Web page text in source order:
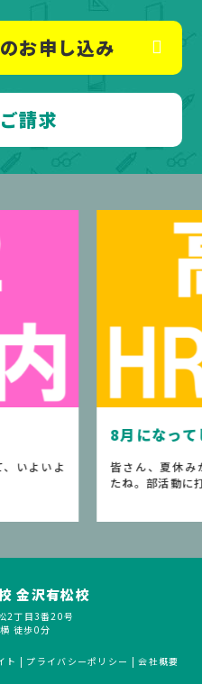
お申し込み
請求
まった、、、
始まって2週間くらい過ぎまし
込んで...
金沢有松校
2丁目3番20号
徒歩0分
ト | プライバシーポリシー |会社概要